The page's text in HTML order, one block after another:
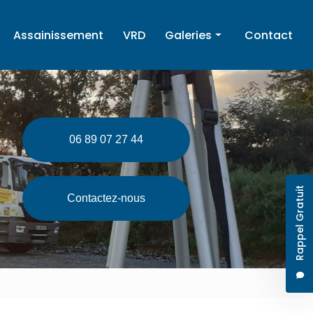
Rappel Gratuit
Assainissement VRD Galeries
Terrassement
Enrochement
Assainissement
VRD
Contact
06 89 07 27 44
Contactez-nous